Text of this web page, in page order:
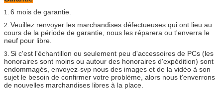
1. 6 mois de garantie.
2. Veuillez renvoyer les marchandises défectueuses qui ont lieu au
cours de la période de garantie, nous les réparera ou t'enverra le
neuf pour libre.
3. Si c'est l'échantillon ou seulement peu d'accessoires de PCs (les
honoraires sont moins ou autour des honoraires d'expédition) sont
endommagés, envoyez-svp nous des images et de la vidéo à son
sujet le besoin de confirmer votre problème, alors nous t'enverrons
de nouvelles marchandises libres à la place.